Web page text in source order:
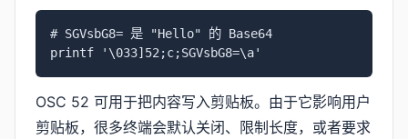
# SGVsbG8= 是 "Hello" 的 Base64
printf '\033]52;c;SGVsbG8=\a'
OSC 52 可用于把内容写入剪贴板。由于它影响用户
剪贴板，很多终端会默认关闭、限制长度，或者要求